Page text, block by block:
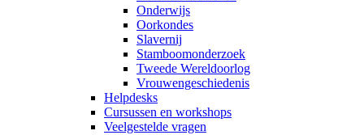
Onderwijs
Oorkondes
Slavernij
Stamboomonderzoek
Tweede Wereldoorlog
Vrouwengeschiedenis
Helpdesks
Cursussen en workshops
Veelgestelde vragen